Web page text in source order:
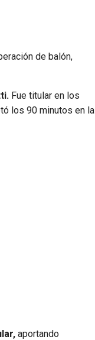
de balón,
Fue titular en los
los 90 minutos en la
aportando